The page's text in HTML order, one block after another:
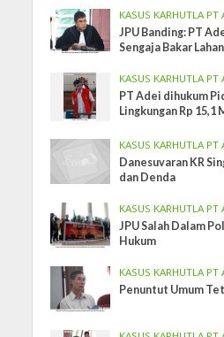
KASUS KARHUTLA PT
JPU Banding: PT
Sengaja Bakar Lahan
KASUS KARHUTLA PT
PT Adei dihukum
Lingkungan Rp 15,1
KASUS KARHUTLA PT
Danesuvaran KR
dan Denda
KASUS KARHUTLA PT
JPU Salah Dalam
Hukum
KASUS KARHUTLA PT
Penuntut Umum